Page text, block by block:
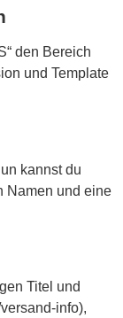
den Bereich
und Template
kannst du
Namen und eine
Titel und
info),